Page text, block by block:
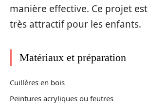
manière effective. Ce projet
très attractif pour les enfants.
Matériaux et préparation
Cuillères en bois
Peintures acryliques ou feutres